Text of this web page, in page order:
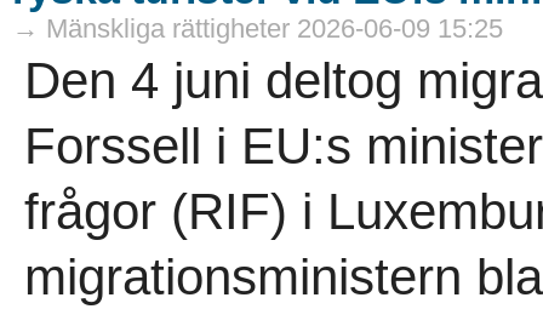
→ Mänskliga rättigheter 2026-06-09 15:25
Den 4 juni deltog
Forssell i EU:s
frågor (RIF) i
migrationsministern